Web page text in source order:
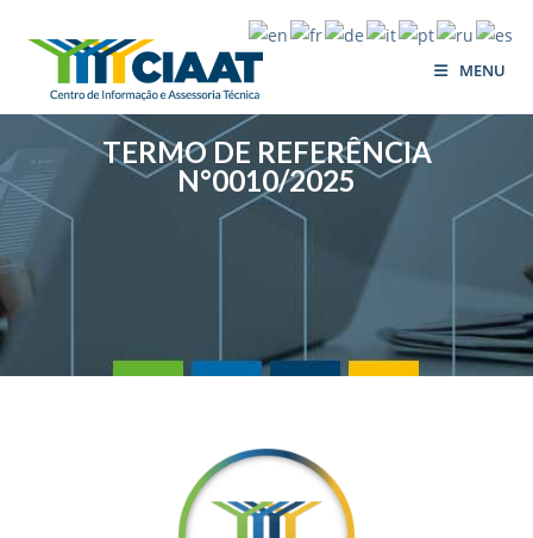
MENU
TERMO DE REFERÊNCIA
N°0010/2025